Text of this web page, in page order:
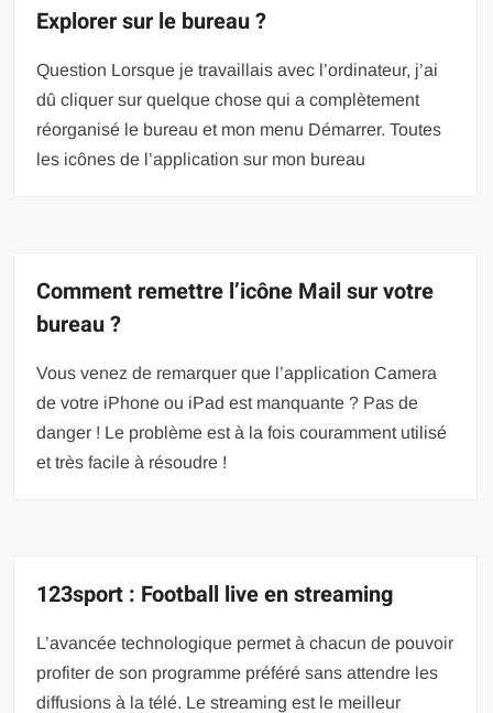
Explorer sur le bureau ?
Question Lorsque je travaillais avec l’ordinateur, j’ai
dû cliquer sur quelque chose qui a complètement
réorganisé le bureau et mon menu Démarrer. Toutes
les icônes de l’application sur mon bureau
Comment remettre l’icône Mail sur votre
bureau ?
Vous venez de remarquer que l’application Camera
de votre iPhone ou iPad est manquante ? Pas de
danger ! Le problème est à la fois couramment utilisé
et très facile à résoudre !
123sport : Football live en streaming
L’avancée technologique permet à chacun de pouvoir
profiter de son programme préféré sans attendre les
diffusions à la télé. Le streaming est le meilleur